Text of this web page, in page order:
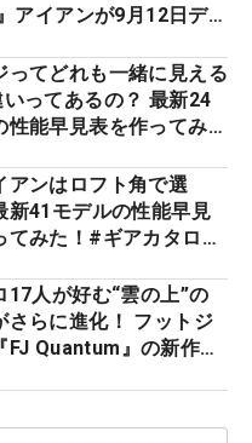
アイアンが9月12日デ
ってどれも一緒に見える
ってあるの？ 最新24
性能早見表を作ってみ
アンはロフト角で選
41モデルの性能早見
てみた！#ギアカタログ
17人が好む“雲の上”の
さらに進化！ フットジ
FJ Quantum』の新作を